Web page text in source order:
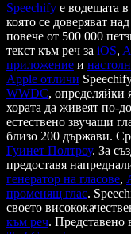
Speechify е водещата в
която се доверяват
повече от 500 000
текст към реч за iOS,
приложение и
Apple отличи
WWDC, определяйки
хората да живеят по-
естествено звучащи
близо 200 държави.
Гуинет Полтроу. За
предоставя
генератор на гласове,
променящ глас.
своето
към реч. Представено